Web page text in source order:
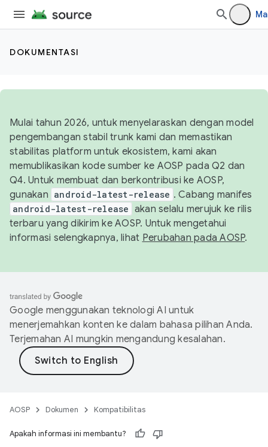
DOKUMENTASI
Mulai tahun 2026, untuk menyelaraskan dengan model
pengembangan stabil trunk kami dan memastikan
stabilitas platform untuk ekosistem, kami akan
memublikasikan kode sumber ke AOSP pada Q2 dan
Q4. Untuk membuat dan berkontribusi ke AOSP,
gunakan android-latest-release . Cabang manifes
android-latest-release akan selalu merujuk ke rilis
terbaru yang dikirim ke AOSP. Untuk mengetahui
informasi selengkapnya, lihat Perubahan pada AOSP.
Google menggunakan teknologi AI untuk
menerjemahkan konten ke dalam bahasa pilihan Anda.
Terjemahan AI mungkin mengandung kesalahan.
AOSP Dokumen Kompatibilitas
Apakah informasi ini membantu?